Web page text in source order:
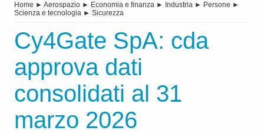
Home ► Aerospazio ► Economia e finanza ► Industria ► Persone ►
Scienza e tecnologia ► Sicurezza
Cy4Gate SpA: cda
approva dati
consolidati al 31
marzo 2026